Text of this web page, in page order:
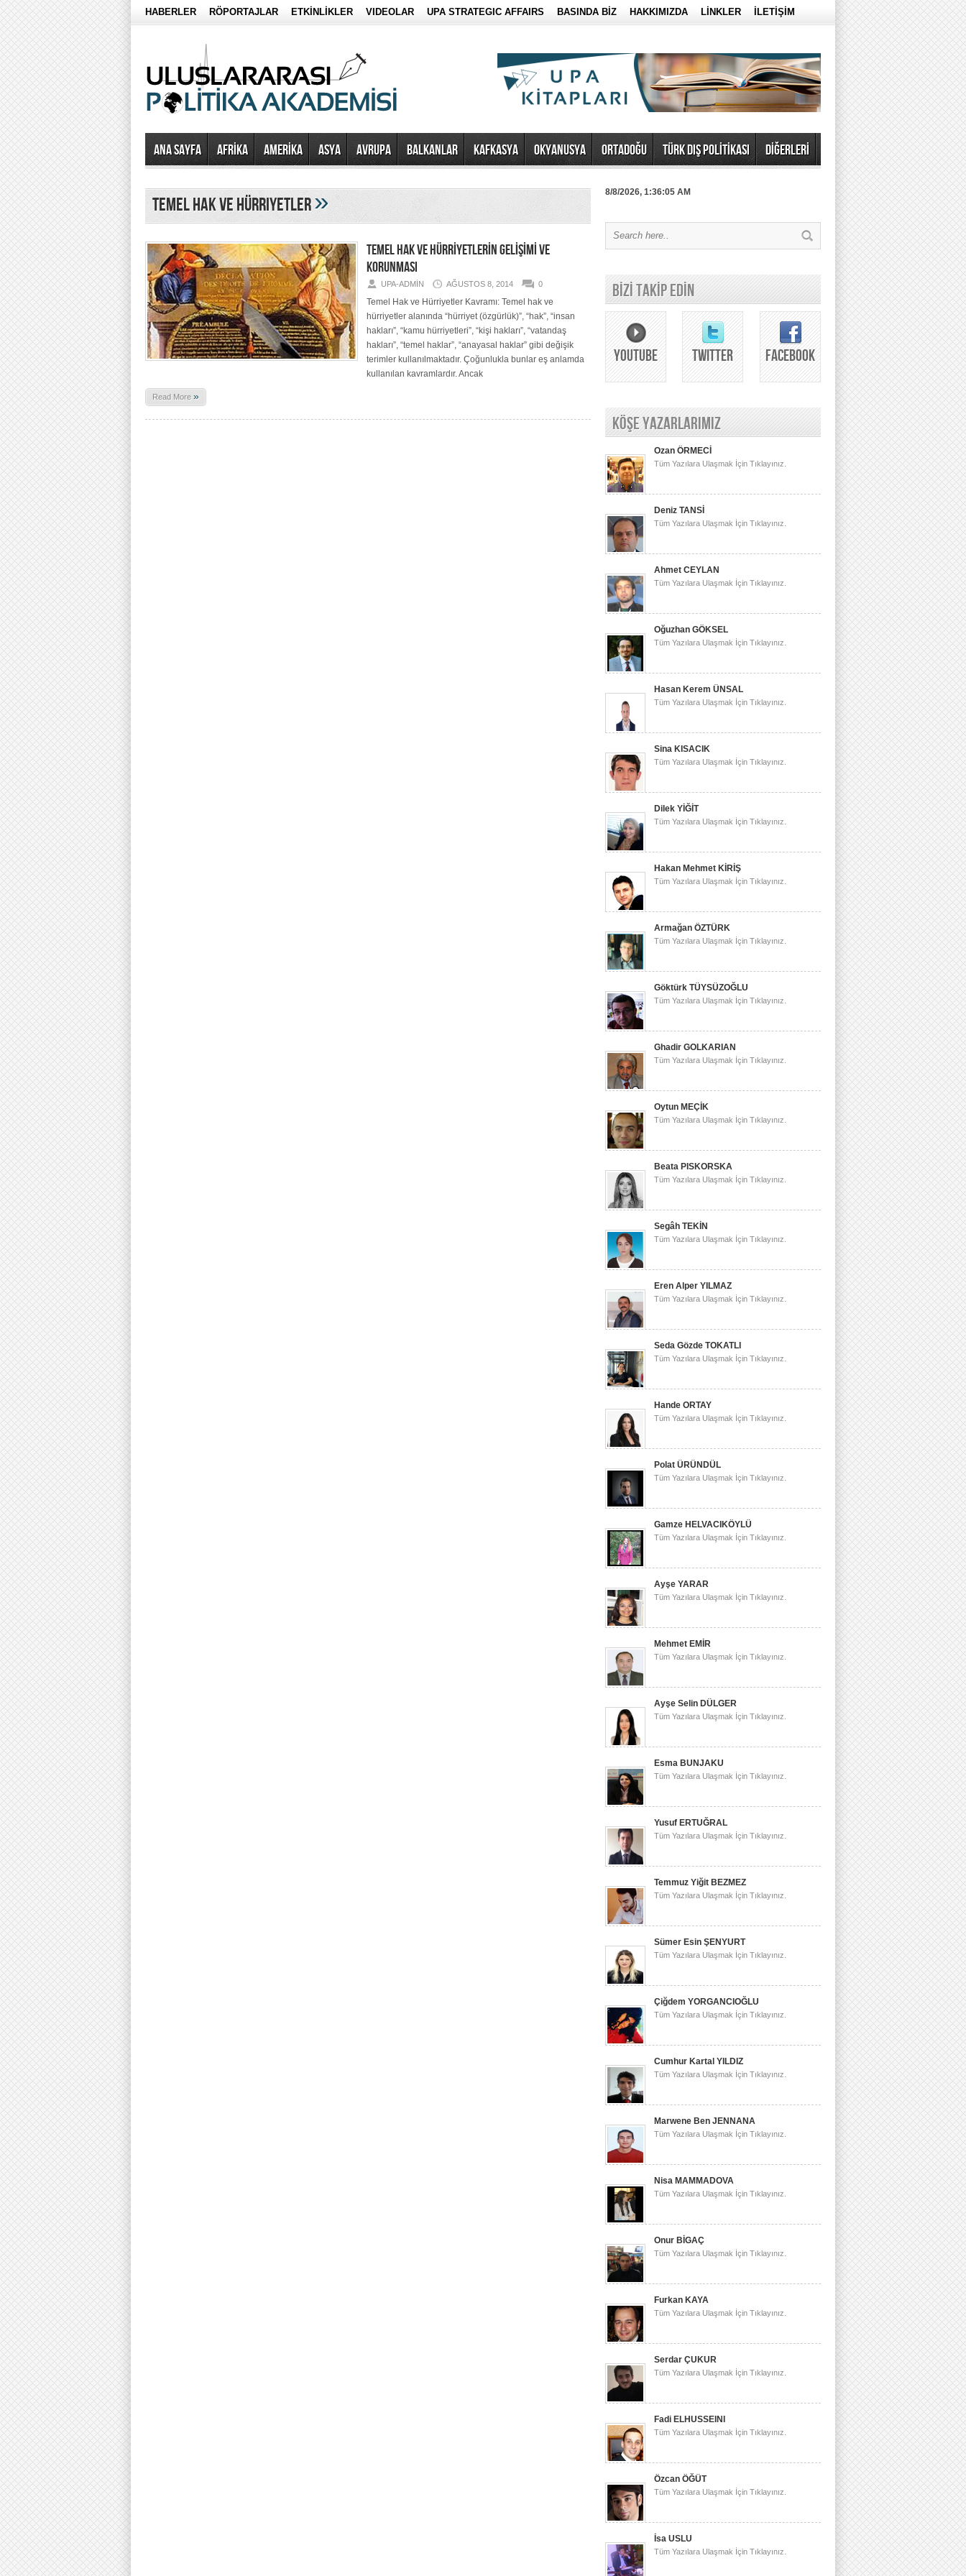
HABERLER RÖPORTAJLAR ETKİNLİKLER VIDEOLAR UPA STRATEGIC AFFAIRS BASINDA BİZ HAKKIMIZDA LİNKLER İLETİŞİM
Ana Sayfa AFRİKA AMERİKA ASYA AVRUPA BALKANLAR KAFKASYA OKYANUSYA ORTADOĞU TÜRK DIŞ POLİTİKASI DİĞERLERİ
temel hak ve hürriyetler»
TEMEL HAK VE HÜRRİYETLERİN GELİŞİMİ VE
KORUNMASI
UPA-ADMIN AĞUSTOS 8, 2014 0
Temel Hak ve Hürriyetler Kavramı: Temel hak ve
hürriyetler alanında “hürriyet (özgürlük)”, “hak”, “insan
hakları”, “kamu hürriyetleri”, “kişi hakları”, “vatandaş
hakları”, “temel haklar”, “anayasal haklar” gibi değişik
terimler kullanılmaktadır. Çoğunlukla bunlar eş anlamda
kullanılan kavramlardır. Ancak
Read More »
8/8/2026, 1:36:05 AM
BİZİ TAKİP EDİN
YOUTUBE TWITTER FACEBOOK
KÖŞE YAZARLARIMIZ
Ozan ÖRMECİ
Tüm Yazılara Ulaşmak İçin Tıklayınız.
Deniz TANSİ
Tüm Yazılara Ulaşmak İçin Tıklayınız.
Ahmet CEYLAN
Tüm Yazılara Ulaşmak İçin Tıklayınız.
Oğuzhan GÖKSEL
Tüm Yazılara Ulaşmak İçin Tıklayınız.
Hasan Kerem ÜNSAL
Tüm Yazılara Ulaşmak İçin Tıklayınız.
Sina KISACIK
Tüm Yazılara Ulaşmak İçin Tıklayınız.
Dilek YİĞİT
Tüm Yazılara Ulaşmak İçin Tıklayınız.
Hakan Mehmet KİRİŞ
Tüm Yazılara Ulaşmak İçin Tıklayınız.
Armağan ÖZTÜRK
Tüm Yazılara Ulaşmak İçin Tıklayınız.
Göktürk TÜYSÜZOĞLU
Tüm Yazılara Ulaşmak İçin Tıklayınız.
Ghadir GOLKARIAN
Tüm Yazılara Ulaşmak İçin Tıklayınız.
Oytun MEÇİK
Tüm Yazılara Ulaşmak İçin Tıklayınız.
Beata PISKORSKA
Tüm Yazılara Ulaşmak İçin Tıklayınız.
Segâh TEKİN
Tüm Yazılara Ulaşmak İçin Tıklayınız.
Eren Alper YILMAZ
Tüm Yazılara Ulaşmak İçin Tıklayınız.
Seda Gözde TOKATLI
Tüm Yazılara Ulaşmak İçin Tıklayınız.
Hande ORTAY
Tüm Yazılara Ulaşmak İçin Tıklayınız.
Polat ÜRÜNDÜL
Tüm Yazılara Ulaşmak İçin Tıklayınız.
Gamze HELVACIKÖYLÜ
Tüm Yazılara Ulaşmak İçin Tıklayınız.
Ayşe YARAR
Tüm Yazılara Ulaşmak İçin Tıklayınız.
Mehmet EMİR
Tüm Yazılara Ulaşmak İçin Tıklayınız.
Ayşe Selin DÜLGER
Tüm Yazılara Ulaşmak İçin Tıklayınız.
Esma BUNJAKU
Tüm Yazılara Ulaşmak İçin Tıklayınız.
Yusuf ERTUĞRAL
Tüm Yazılara Ulaşmak İçin Tıklayınız.
Temmuz Yiğit BEZMEZ
Tüm Yazılara Ulaşmak İçin Tıklayınız.
Sümer Esin ŞENYURT
Tüm Yazılara Ulaşmak İçin Tıklayınız.
Çiğdem YORGANCIOĞLU
Tüm Yazılara Ulaşmak İçin Tıklayınız.
Cumhur Kartal YILDIZ
Tüm Yazılara Ulaşmak İçin Tıklayınız.
Marwene Ben JENNANA
Tüm Yazılara Ulaşmak İçin Tıklayınız.
Nisa MAMMADOVA
Tüm Yazılara Ulaşmak İçin Tıklayınız.
Onur BİGAÇ
Tüm Yazılara Ulaşmak İçin Tıklayınız.
Furkan KAYA
Tüm Yazılara Ulaşmak İçin Tıklayınız.
Serdar ÇUKUR
Tüm Yazılara Ulaşmak İçin Tıklayınız.
Fadi ELHUSSEINI
Tüm Yazılara Ulaşmak İçin Tıklayınız.
Özcan ÖĞÜT
Tüm Yazılara Ulaşmak İçin Tıklayınız.
İsa USLU
Tüm Yazılara Ulaşmak İçin Tıklayınız.